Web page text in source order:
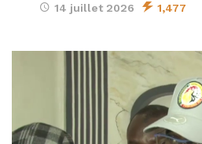
14 juillet 2026 1,477